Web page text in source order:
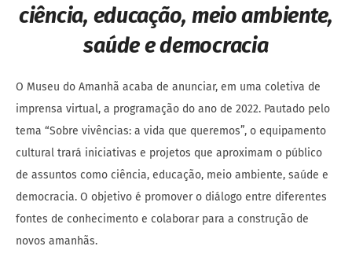
ciência, educação, meio ambiente,
saúde e democracia
O Museu do Amanhã acaba de anunciar, em uma coletiva de
imprensa virtual, a programação do ano de 2022. Pautado pelo
tema “Sobre vivências: a vida que queremos”, o equipamento
cultural trará iniciativas e projetos que aproximam o público
de assuntos como ciência, educação, meio ambiente, saúde e
democracia. O objetivo é promover o diálogo entre diferentes
fontes de conhecimento e colaborar para a construção de
novos amanhãs.